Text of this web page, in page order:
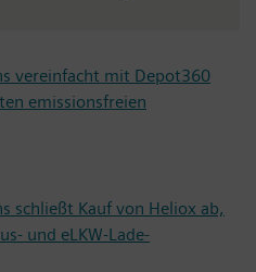
vereinfacht mit Depot360
emissionsfreien
schließt Kauf von Heliox ab,
und eLKW-Lade-